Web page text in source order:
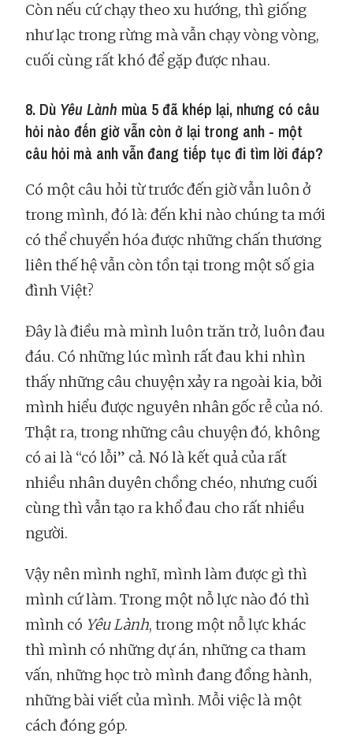
Còn nếu cứ chạy theo xu hướng, thì giống
như lạc trong rừng mà vẫn chạy vòng vòng,
cuối cùng rất khó để gặp được nhau.
8. Dù Yêu Lành mùa 5 đã khép lại, nhưng có câu
hỏi nào đến giờ vẫn còn ở lại trong anh - một
câu hỏi mà anh vẫn đang tiếp tục đi tìm lời đáp?
Có một câu hỏi từ trước đến giờ vẫn luôn ở
trong mình, đó là: đến khi nào chúng ta mới
có thể chuyển hóa được những chấn thương
liên thế hệ vẫn còn tồn tại trong một số gia
đình Việt?
Đây là điều mà mình luôn trăn trở, luôn đau
đáu. Có những lúc mình rất đau khi nhìn
thấy những câu chuyện xảy ra ngoài kia, bởi
mình hiểu được nguyên nhân gốc rễ của nó.
Thật ra, trong những câu chuyện đó, không
có ai là “có lỗi” cả. Nó là kết quả của rất
nhiều nhân duyên chồng chéo, nhưng cuối
cùng thì vẫn tạo ra khổ đau cho rất nhiều
người.
Vậy nên mình nghĩ, mình làm được gì thì
mình cứ làm. Trong một nỗ lực nào đó thì
mình có Yêu Lành, trong một nỗ lực khác
thì mình có những dự án, những ca tham
vấn, những học trò mình đang đồng hành,
những bài viết của mình. Mỗi việc là một
cách đóng góp.